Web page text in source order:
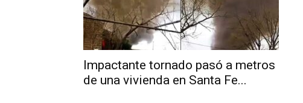
Impactante tornado pasó a metros
de una vivienda en Santa Fe...